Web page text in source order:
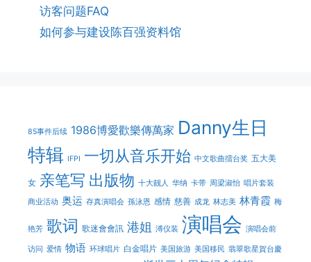
访客问题FAQ
如何参与建设陈百强资料馆
85事件后续 1986博愛歡樂傳萬家 Danny生日
特辑 IFPI 一切从音乐开始 中文歌曲擂台奖 五大美
女 亲笔写 出版物 十大靓人 华纳 卡带 周梁淑怡 唱片套装
商业活动 奥运 存真演唱会 孫泳恩 感情 慈善 成龙 林志美 林青霞 梅
艳芳 歌词 歌迷會會訊 港姐 溥仪装 演唱会 演唱会前
访问 爱情 物语 环球唱片 白金唱片 美国旅游 美国移民 翡翠歌星賀台慶